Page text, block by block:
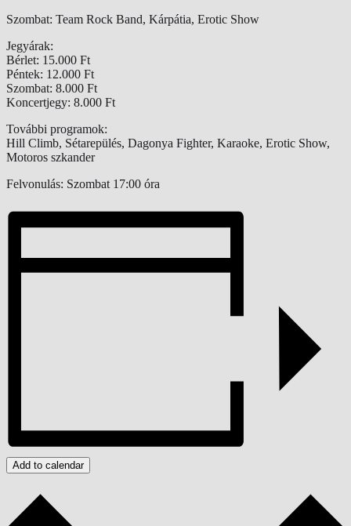
Szombat: Team Rock Band, Kárpátia, Erotic Show
Jegyárak:
Bérlet: 15.000 Ft
Péntek: 12.000 Ft
Szombat: 8.000 Ft
Koncertjegy: 8.000 Ft
További programok:
Hill Climb, Sétarepülés, Dagonya Fighter, Karaoke, Erotic Show,
Motoros szkander
Felvonulás: Szombat 17:00 óra
Add to calendar